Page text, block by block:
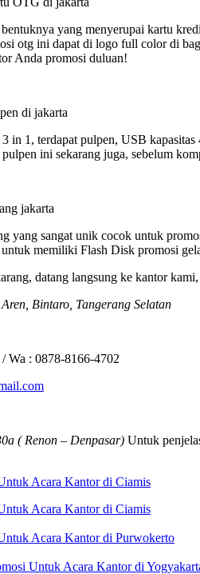
yang menyerupai kartu
otg ini dapat di logo full color di
Anda promosi duluan!
in 1, terdapat pulpen, USB
ini sekarang juga, sebelum
yang sangat unik cocok untuk
memiliki Flash Disk promosi
datang langsung ke kantor
Bintaro, Tangerang Selatan
Wa : 0878-8166-4702
( Renon – Denpasar) Untuk
Acara Kantor di Ciamis
Acara Kantor di Ciamis
Acara Kantor di Purwokerto
Untuk Acara Kantor di